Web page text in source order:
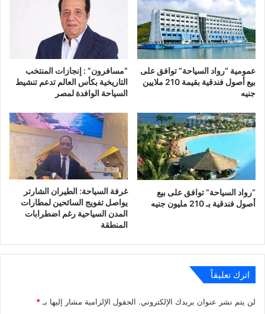
عمومية “رواد السياحة” توافق على
بيع أصول فندقية بقيمة 210 ملايين
جنيه
“مسافرون” : إنجازات المنتخب
التاريخية بكأس العالم تدعم تنشيط
السياحة الوافدة لمصر
“رواد السياحة” توافق على بيع
أصول فندقية بـ 210 مليون جنيه
غرفة السياحة: الطيران الشارتر
يواصل تفويج السائحين لمطارات
المدن السياحية رغم اضطرابات
المنطقة
اترك تعليقاً
لن يتم نشر عنوان بريدك الإلكتروني. الحقول الإلزامية مشار إليها بـ*